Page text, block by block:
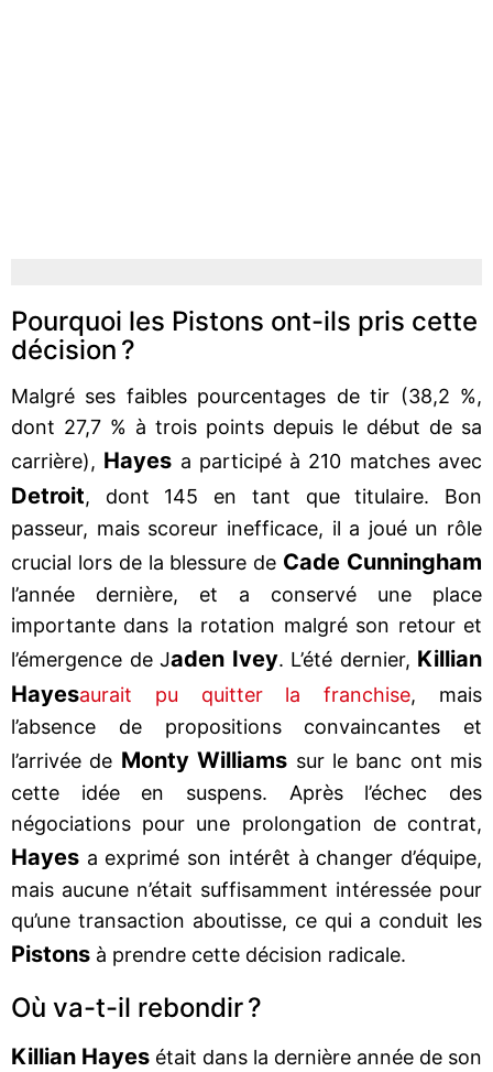
Pourquoi les Pistons ont-ils pris cette
décision ?
Malgré ses faibles pourcentages de tir (38,2 %,
dont 27,7 % à trois points depuis le début de sa
carrière), Hayes a participé à 210 matches avec
Detroit, dont 145 en tant que titulaire. Bon
passeur, mais scoreur inefficace, il a joué un rôle
crucial lors de la blessure de Cade Cunningham
l’année dernière, et a conservé une place
importante dans la rotation malgré son retour et
l’émergence de Jaden Ivey. L’été dernier, Killian
Hayesaurait pu quitter la franchise, mais
l’absence de propositions convaincantes et
l’arrivée de Monty Williams sur le banc ont mis
cette idée en suspens. Après l’échec des
négociations pour une prolongation de contrat,
Hayes a exprimé son intérêt à changer d’équipe,
mais aucune n’était suffisamment intéressée pour
qu’une transaction aboutisse, ce qui a conduit les
Pistons à prendre cette décision radicale.
Où va-t-il rebondir ?
Killian Hayes était dans la dernière année de son